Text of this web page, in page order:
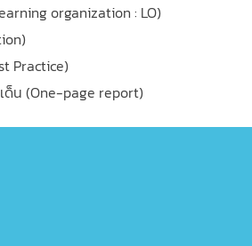
organization : LO)
Practice)
เด็น (One-page report)